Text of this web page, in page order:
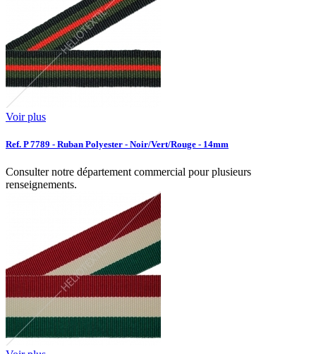
Voir plus
Ref. P 7789 - Ruban Polyester - Noir/Vert/Rouge - 14mm
Consulter notre département commercial pour plusieurs
renseignements.